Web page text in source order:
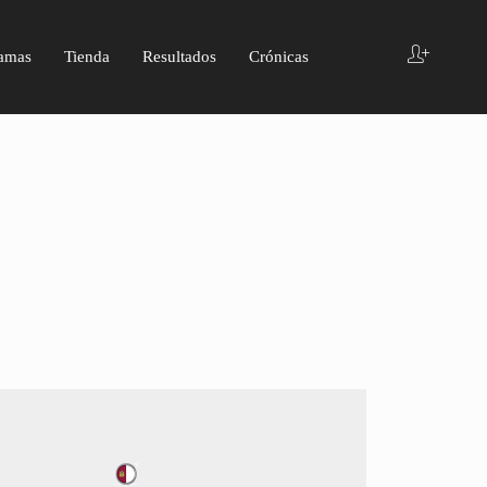
Tienda Resultados Crónicas